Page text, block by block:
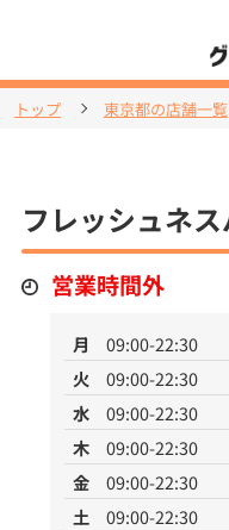
トップ 東京都の店舗一覧
フレッシュネ
営業時間外
月
09:00-22:30
火
09:00-22:30
水
09:00-22:30
木
09:00-22:30
金
09:00-22:30
土
09:00-22:30